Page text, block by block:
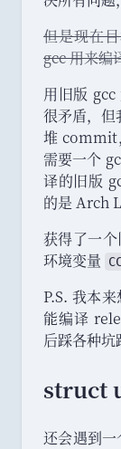
但是现在
gcc 用来编
用旧版
很矛盾， 但
堆 commit，
需要一个
译的旧版
的是 Arch
获得了一
环境变量
P.S. 我本
能编译
后踩各种坑
struct
还会遇到